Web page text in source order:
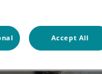
Accept All